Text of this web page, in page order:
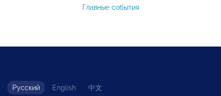
Главные события
Русский English 中文